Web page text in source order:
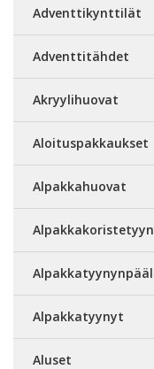
Adventtikynttilät
Adventtitähdet
Akryylihuovat
Aloituspakkaukset
Alpakkahuovat
Alpakkatyynyt
Aluset